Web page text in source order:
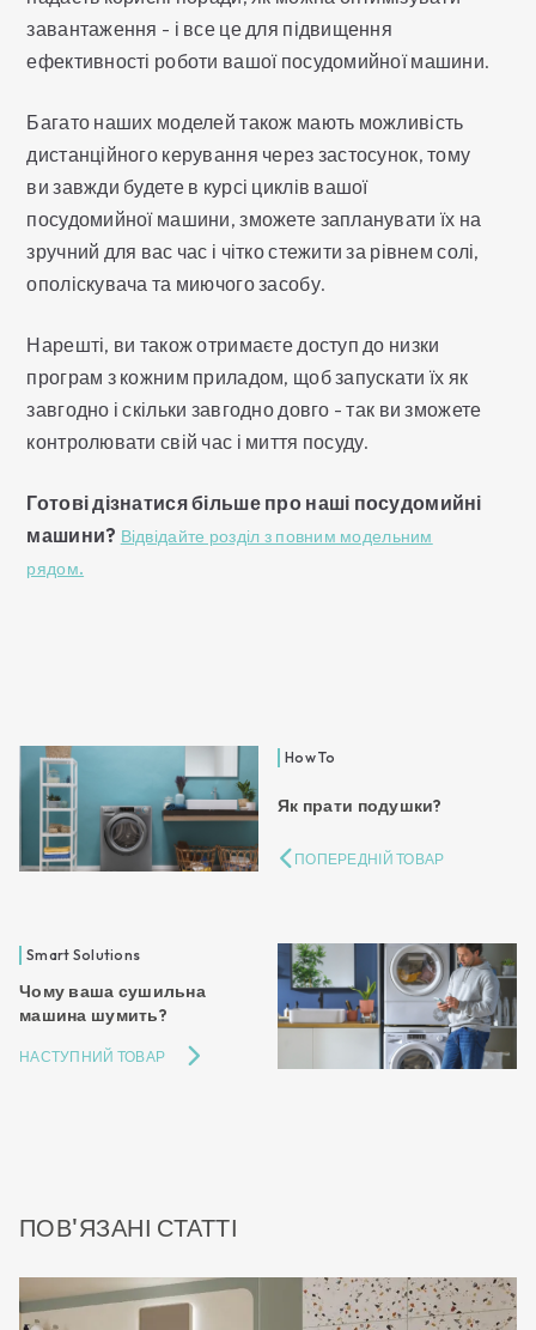
завантаження - і все це для підвищення
ефективності роботи вашої посудомийної машини.
Багато наших моделей також мають можливість
дистанційного керування через застосунок, тому
ви завжди будете в курсі циклів вашої
посудомийної машини, зможете запланувати їх на
зручний для вас час і чітко стежити за рівнем солі,
ополіскувача та миючого засобу.
Нарешті, ви також отримаєте доступ до низки
програм з кожним приладом, щоб запускати їх як
завгодно і скільки завгодно довго - так ви зможете
контролювати свій час і миття посуду.
Готові дізнатися більше про наші посудомийні
машини? Відвідайте розділ з повним модельним
рядом.
ПОВ'ЯЗАНІ СТАТТІ
How To
Як прати подушки?
ПОПЕРЕДНІЙ ТОВАР
Smart Solutions
Чому ваша сушильна
машина шумить?
НАСТУПНИЙ ТОВАР